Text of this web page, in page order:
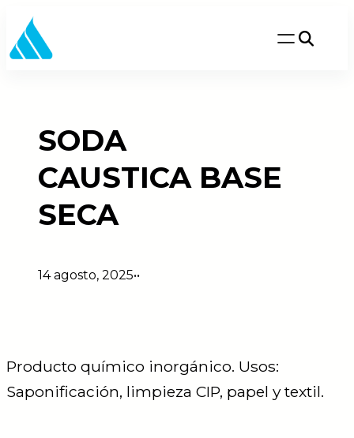
Saltar
al
SODA
CAUSTICA BASE
SECA
14 agosto, 2025••
Producto químico inorgánico. Usos:
Saponificación, limpieza CIP, papel y textil.